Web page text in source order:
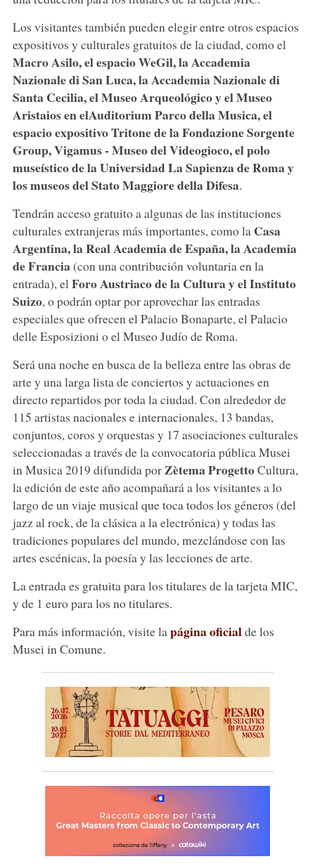
Los visitantes también pueden elegir entre otros espacios
expositivos y culturales gratuitos de la ciudad, como el
Macro Asilo, el espacio WeGil, la Accademia
Nazionale di San Luca, la Accademia Nazionale di
Santa Cecilia, el Museo Arqueológico y el Museo
Aristaios en elAuditorium Parco della Musica, el
espacio expositivo Tritone de la Fondazione Sorgente
Group, Vigamus - Museo del Videogioco, el polo
museístico de la Universidad La Sapienza de Roma y
los museos del Stato Maggiore della Difesa.
Tendrán acceso gratuito a algunas de las instituciones
culturales extranjeras más importantes, como la Casa
Argentina, la Real Academia de España, la Academia
de Francia(con una contribución voluntaria en la
entrada), elForo Austriaco de la Cultura y el Instituto
Suizo, o podrán optar por aprovechar las entradas
especiales que ofrecen el Palacio Bonaparte, el Palacio
delle Esposizioni o el Museo Judío de Roma.
Será una noche en busca de la belleza entre las obras de
arte y una larga lista de conciertos y actuaciones en
directo repartidos por toda la ciudad. Con alrededor de
115 artistas nacionales e internacionales, 13 bandas,
conjuntos, coros y orquestas y 17 asociaciones culturales
seleccionadas a través de la convocatoria pública Musei
in Musica 2019 difundida porZètema ProgettoCultura,
la edición de este año acompañará a los visitantes a lo
largo de un viaje musical que toca todos los géneros (del
jazz al rock, de la clásica a la electrónica) y todas las
tradiciones populares del mundo, mezclándose con las
artes escénicas, la poesía y las lecciones de arte.
La entrada es gratuita para los titulares de la tarjeta MIC,
y de 1 euro para los no titulares.
Para más información, visite la página oficialde los
Musei in Comune.